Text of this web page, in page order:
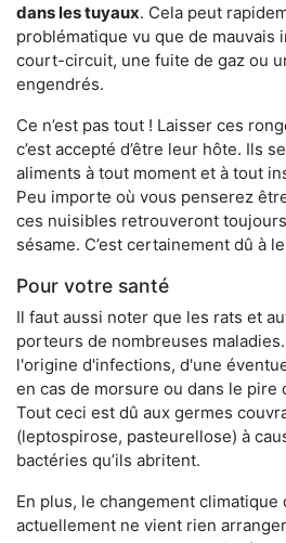
dans les tuyaux. Cela peut
problématique vu que de mauvais
court-circuit, une fuite de gaz ou
engendrés.
Ce n’est pas tout ! Laisser ces
c’est accepté d’être leur hôte. Ils
aliments à tout moment et à tout
Peu importe où vous penserez
ces nuisibles retrouveront
sésame. C’est certainement dû à
Pour votre santé
Il faut aussi noter que les rats et
porteurs de nombreuses
l'origine d'infections, d'une
en cas de morsure ou dans le pire
Tout ceci est dû aux germes
(leptospirose, pasteurellose) à
bactéries qu’ils abritent.
En plus, le changement climatique
actuellement ne vient rien